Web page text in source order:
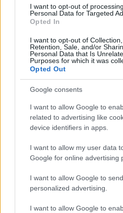
I want to opt-out of
Personal Data for Targeted
Opted In
I want to opt-out of Collection,
Retention, Sale, and/or
Personal Data that Is
Purposes for which it was
Opted Out
Google consents
I want to allow Google to
related to advertising like
device identifiers in apps.
I want to allow my user data
Google for online advertising
I want to allow Google to
personalized advertising.
I want to allow Google to
Τσέλσι
Γιουβέντους
Μίλαν
Ίντερ
ήδη με μεγάλη επιτυχία και
συνεχίζονται δυναμικά τον
ιστορίες που θα
Μείνετε συντονισμένοι
στο Instagram του
και πού θα γίνουν οι
Η χώρα στην οποία βρίσκεται
Ironman Αγάπης: Μια διαδρομή